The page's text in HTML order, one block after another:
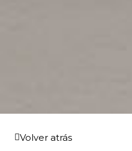
Volver atrás